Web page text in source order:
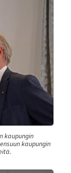
kaupungin
kaupungin